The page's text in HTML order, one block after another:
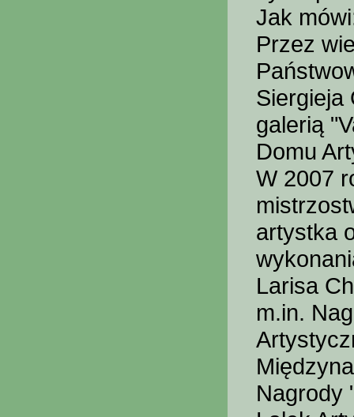
Jak
Przez
Siergieja
galerią
Domu
W 2007
artystka
Larisa
m.in.
Nagrody